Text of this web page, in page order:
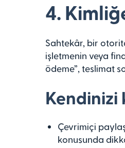
4.
Sahtekâr, bir
işletmenin veya
ödeme”, teslimat
Kendinizi
Çevrimiçi
konusunda